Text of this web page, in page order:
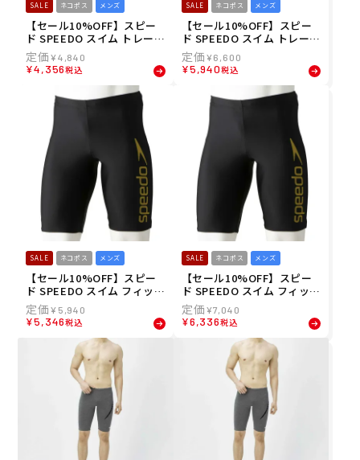
SALE ネコポス メンズ
【セール10%OFF】スピー
ド SPEEDO スイム トレーニ
ング 競泳 水着 プッシュ ア
ップ ターンズ ボックス Pus
h Up TurnS Box ST52301-
BL メンズ 男性 23S1 春夏
¥4,840
¥4,356税込
SALE ネコポス メンズ
【セール10%OFF】スピー
ド SPEEDO スイム トレーニ
ング 競泳 水着 パネル フリ
ージリー ターンズ ハーフ ボ
ックス Panel Freasily Tur
nS Half Box ST52303-NR
メンズ 男性 23S1 春夏
¥6,600
¥5,940税込
SALE ネコポス メンズ
【セール10%OFF】スピー
ド SPEEDO スイム フィット
ネス 水着 ビッグ ライナー
ジャマー Big Liner Jamme
r SF62060-KD メンズ 男性 2
¥ 5,940
¥5,346税込
SALE ネコポス メンズ
【セール10%OFF】スピー
ド SPEEDO スイム フィット
ネス 水着 ビッグ ライナー
ジャマー Big Liner Jamme
r SF62060E-KD メンズ 男性
¥7,040
¥6,336税込